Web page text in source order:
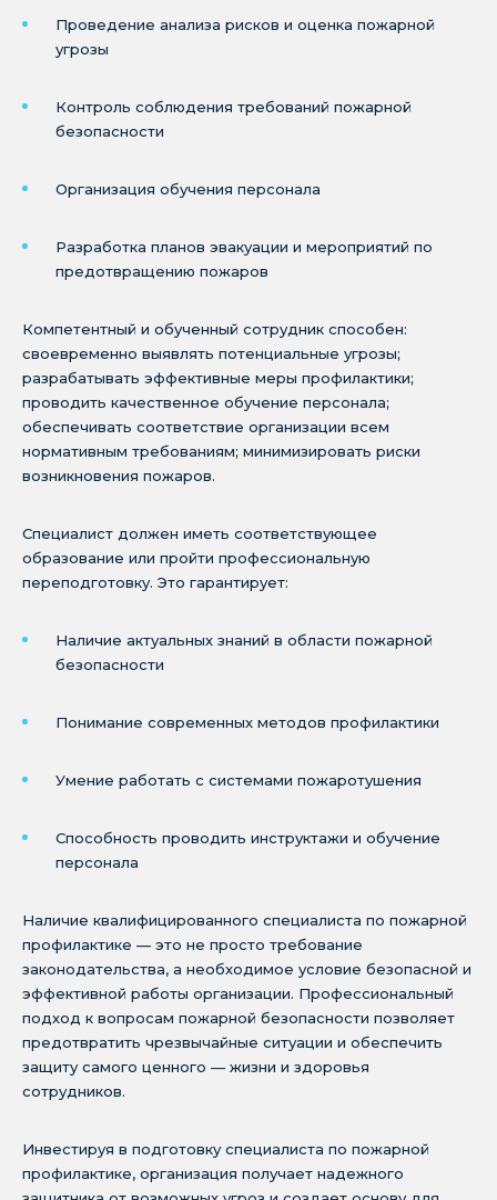
Проведение анализа рисков и оценка пожарной
угрозы
Контроль соблюдения требований пожарной
безопасности
Организация обучения персонала
Разработка планов эвакуации и мероприятий по
предотвращению пожаров
Компетентный и обученный сотрудник способен:
своевременно выявлять потенциальные угрозы;
разрабатывать эффективные меры профилактики;
проводить качественное обучение персонала;
обеспечивать соответствие организации всем
нормативным требованиям; минимизировать риски
возникновения пожаров.
Специалист должен иметь соответствующее
образование или пройти профессиональную
переподготовку. Это гарантирует:
Наличие актуальных знаний в области пожарной
безопасности
Понимание современных методов профилактики
Умение работать с системами пожаротушения
Способность проводить инструктажи и обучение
персонала
Наличие квалифицированного специалиста по пожарной
профилактике — это не просто требование
законодательства, а необходимое условие безопасной и
эффективной работы организации. Профессиональный
подход к вопросам пожарной безопасности позволяет
предотвратить чрезвычайные ситуации и обеспечить
защиту самого ценного — жизни и здоровья
сотрудников.
Инвестируя в подготовку специалиста по пожарной
профилактике, организация получает надежного